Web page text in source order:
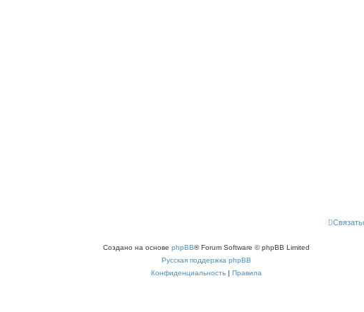
Создано на основе phpBB® Forum Software © phpBB Limited
Русская поддержка phpBB
Конфиденциальность | Правила